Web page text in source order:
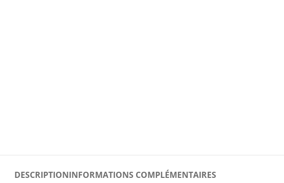
DESCRIPTIONINFORMATIONS COMPLÉMENTAIRES